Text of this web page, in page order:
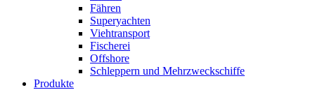
Fähren
Superyachten
Viehtransport
Fischerei
Offshore
Schleppern und Mehrzweckschiffe
Produkte